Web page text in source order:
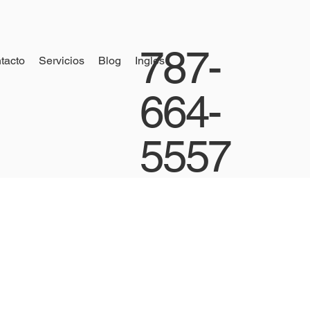
Servicios Blog Ingles
787-
664-
5557